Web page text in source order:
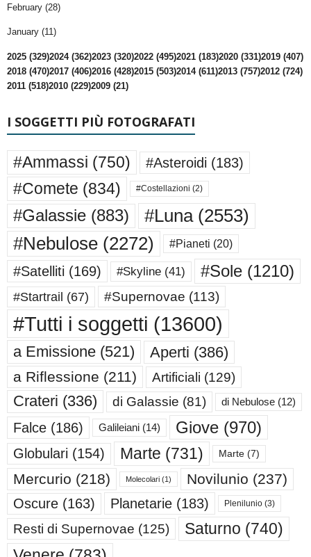
February (28)
January (11)
2025 (329)2024 (362)2023 (320)2022 (495)2021 (183)2020 (331)2019 (407)
2018 (470)2017 (406)2016 (428)2015 (503)2014 (611)2013 (757)2012 (724)
2011 (518)2010 (229)2009 (21)
I SOGGETTI PIÙ FOTOGRAFATI
#Ammassi (750) #Asteroidi (183)
#Comete (834) #Costellazioni (2)
#Galassie (883) #Luna(2553)
#Nebulose (2272) #Pianeti (20)
#Satelliti (169) #Skyline (41) #Sole (1210)
#Startrail (67) #Supernovae (113)
#Tutti i soggetti (13600)
a Emissione (521) Aperti (386)
a Riflessione (211) Artificiali (129)
Crateri (336) di Galassie (81) di Nebulose (12)
Falce (186) Galileiani (14) Giove (970)
Globulari (154) Marte (731) Marte (7)
Mercurio (218) Molecolari (1) Novilunio (237)
Oscure (163) Planetarie (183) Plenilunio (3)
Resti di Supernovae (125) Saturno (740)